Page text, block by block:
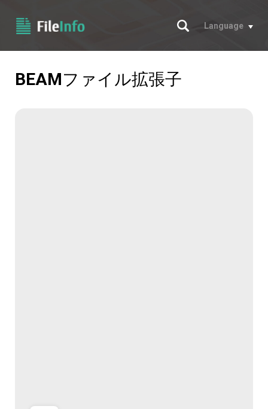
サーチ
Language
BEAMファイル拡張子